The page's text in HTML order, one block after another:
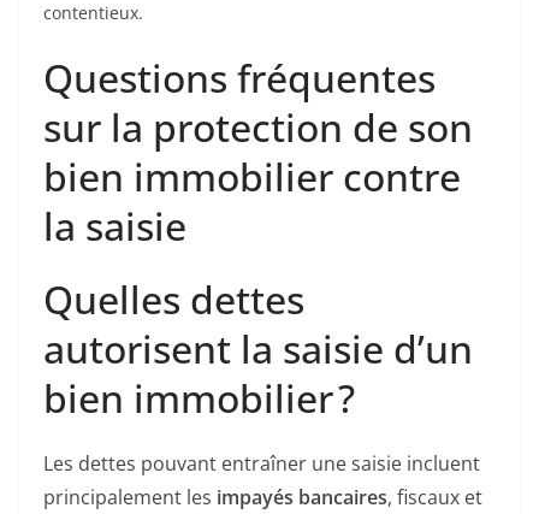
contentieux.
Questions fréquentes
sur la protection de son
bien immobilier contre
la saisie
Quelles dettes
autorisent la saisie d’un
bien immobilier ?
Les dettes pouvant entraîner une saisie incluent
principalement les impayés bancaires, fiscaux et